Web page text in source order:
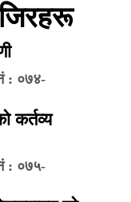
: ०७४-
कर्तव्य
: ०७५-